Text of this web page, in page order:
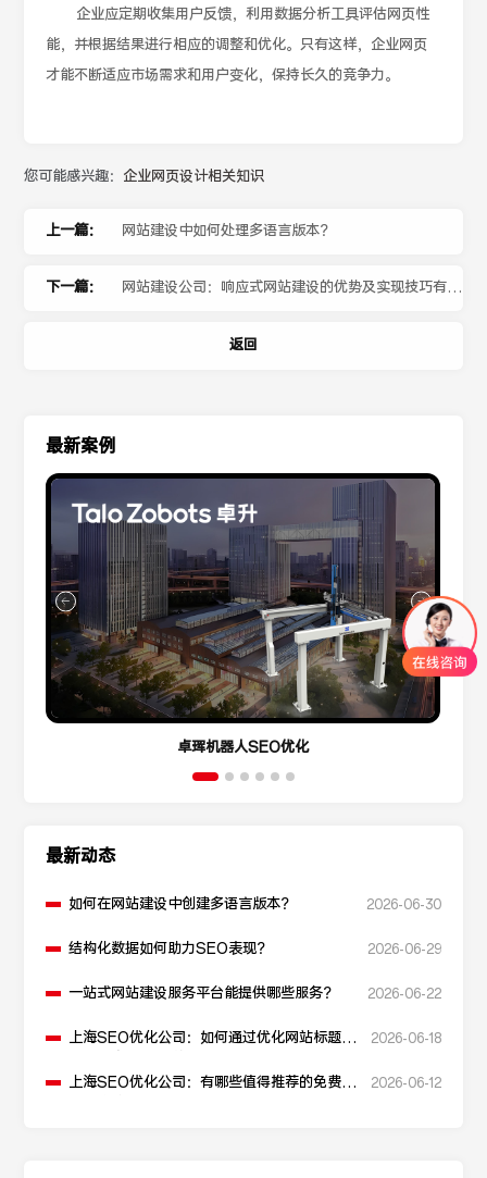
企业应定期收集用户反馈，利用数据分析工具评估网页性
能，并根据结果进行相应的调整和优化。只有这样，企业网页
才能不断适应市场需求和用户变化，保持长久的竞争力。
您可能感兴趣： 企业网页设计相关知识
上一篇： 网站建设中如何处理多语言版本？
下一篇： 网站建设公司：响应式网站建设的优势及实现技巧有哪
返回
最新案例
卓珲机器人SEO优化
最新动态
如何在网站建设中创建多语言版本？ 2026-06-30
结构化数据如何助力SEO表现？ 2026-06-29
一站式网站建设服务平台能提供哪些服务？ 2026-06-22
上海SEO优化公司：如何通过优化网站标题提
2026-06-18
上海SEO优化公司：有哪些值得推荐的免费
2026-06-12